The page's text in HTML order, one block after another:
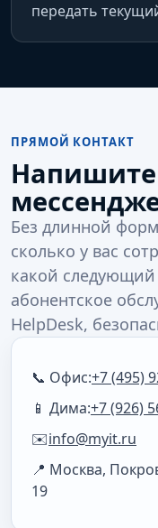
передать
ПРЯМОЙ КОНТАКТ
Напишите
Без длинной
сколько у вас
какой
абонентское
HelpDesk,
📞 Офис:+7 (495)
📱 Дима:+7 (926)
✉️info@myit.ru
📍 Москва,
19